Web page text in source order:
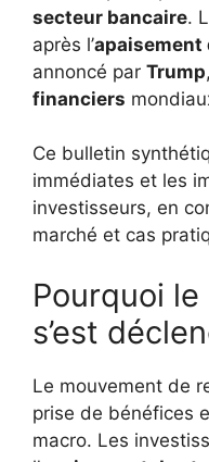
secteur bancaire.
après l’apaisement
annoncé par Trump
financiers
Ce bulletin
immédiates et les
investisseurs, en
marché et cas
Pourquoi
s’est
Le mouvement de
prise de bénéfices
macro. Les